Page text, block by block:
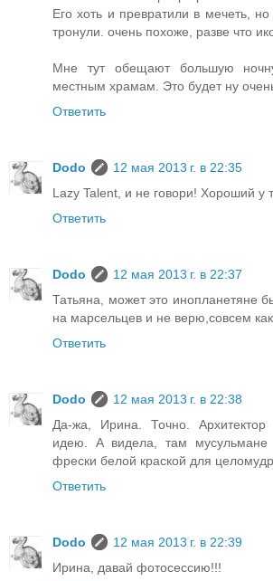
Его хоть и превратили в мечеть,
тронули. очень похоже, разве что
Мне тут обещают большую
местным храмам. Это будет ну
Ответить
Dodo
12 мая 2013 г. в 22:35
Lazy Talent, и не говори! Хороший у
Ответить
Dodo
12 мая 2013 г. в 22:37
Татьяна, может это инопланетяне
на марсельцев и не верю,совсем как
Ответить
Dodo
12 мая 2013 г. в 22:38
Да-жа, Ирина. Точно. Архитектор
идею. А видела, там мусульмане
фрески белой краской для
Ответить
Dodo
12 мая 2013 г. в 22:39
Ирина, давай фотосессию!!!